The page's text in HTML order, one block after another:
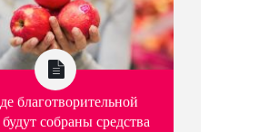
благотворительной
собраны средства